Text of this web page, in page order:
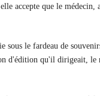
accepte que le
le fardeau de
d'édition qu'il dirigeait, le